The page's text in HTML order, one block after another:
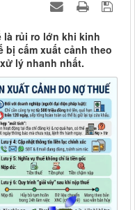
là rủi ro lớn khi kinh
bị cấm xuất cảnh theo
lý nhanh nhất.